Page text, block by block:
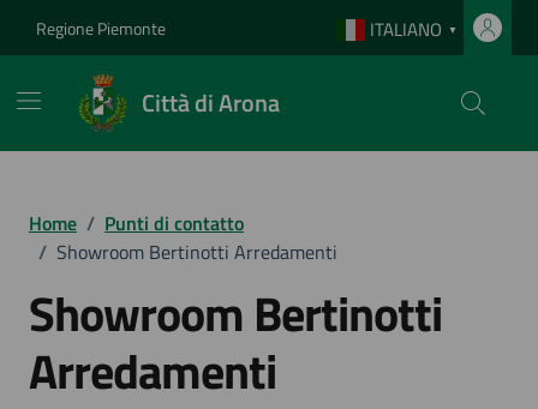
Regione Piemonte ITALIANO ▼
Città di Arona
Home / Punti di contatto
/ Showroom Bertinotti Arredamenti
Showroom Bertinotti
Arredamenti